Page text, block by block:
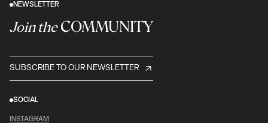
NEWSLETTER
Join theCOMMUNITY
SUBSCRIBE TO OUR NEWSLETTER
SOCIAL
INSTAGRAM